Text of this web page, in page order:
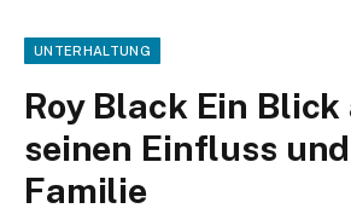
UNTERHALTUNG
Roy Black Ein
seinen Einfluss
Familie